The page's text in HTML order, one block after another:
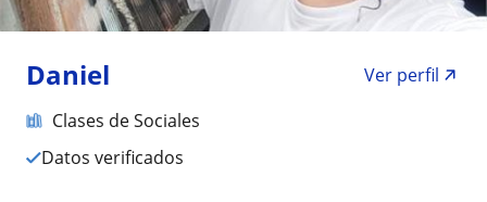
Daniel
Ver perfil
Clases de Sociales
Datos verificados